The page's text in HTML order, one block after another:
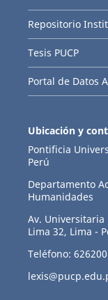
Repositorio
Tesis PUCP
Portal de Datos
Ubicación y
Pontificia
Perú
Departamento
Humanidades
Av. Universitaria
Lima 32, Lima -
Teléfono: